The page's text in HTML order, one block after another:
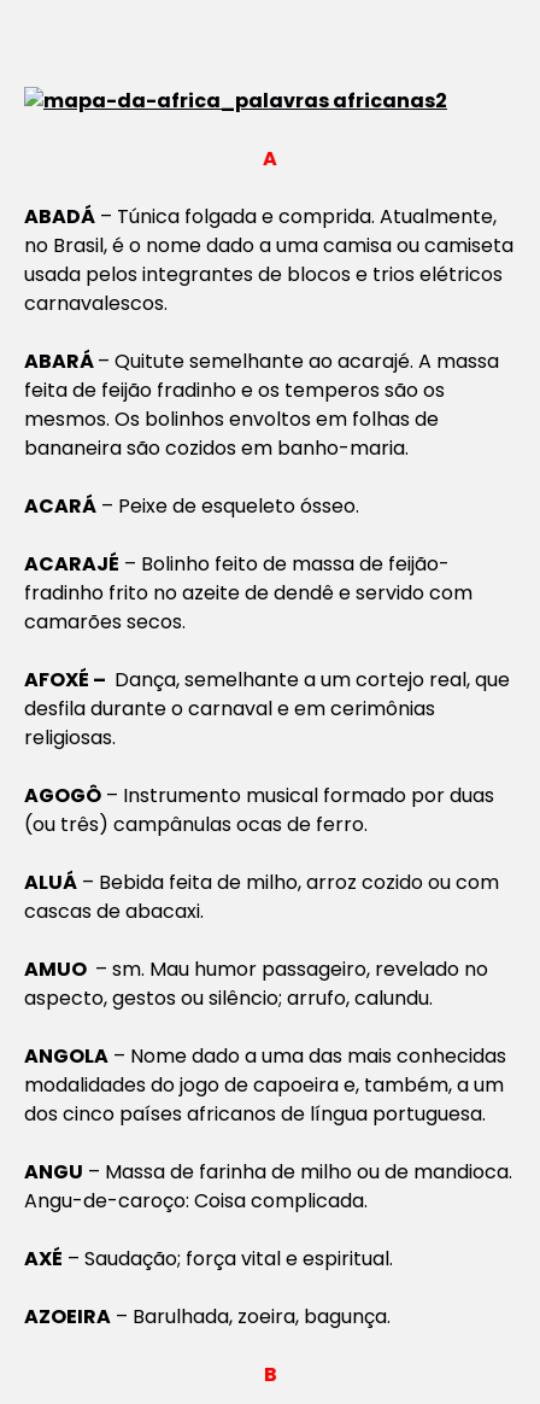
A
ABADÁ – Túnica folgada e comprida. Atualmente,
no Brasil, é o nome dado a uma camisa ou camiseta
usada pelos integrantes de blocos e trios elétricos
carnavalescos.
ABARÁ– Quitute semelhante ao acarajé. A massa
feita de feijão fradinho e os temperos são os
mesmos. Os bolinhos envoltos em folhas de
bananeira são cozidos em banho-maria.
ACARÁ – Peixe de esqueleto ósseo.
ACARAJÉ – Bolinho feito de massa de feijão-
fradinho frito no azeite de dendê e servido com
camarões secos.
AFOXÉ – Dança, semelhante a um cortejo real, que
desfila durante o carnaval e em cerimônias
religiosas.
AGOGÔ – Instrumento musical formado por duas
(ou três) campânulas ocas de ferro.
ALUÁ – Bebida feita de milho, arroz cozido ou com
cascas de abacaxi.
AMUO – sm. Mau humor passageiro, revelado no
aspecto, gestos ou silêncio; arrufo, calundu.
ANGOLA – Nome dado a uma das mais conhecidas
modalidades do jogo de capoeira e, também, a um
dos cinco países africanos de língua portuguesa.
ANGU – Massa de farinha de milho ou de mandioca.
Angu-de-caroço: Coisa complicada.
AXÉ – Saudação; força vital e espiritual.
AZOEIRA – Barulhada, zoeira, bagunça.
B